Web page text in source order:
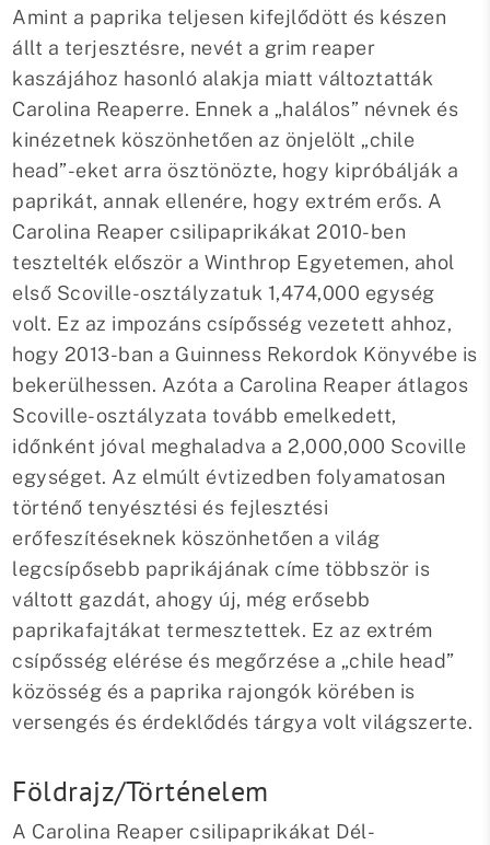
Amint a paprika teljesen kifejlődött és készen
állt a terjesztésre, nevét a grim reaper
kaszájához hasonló alakja miatt változtatták
Carolina Reaperre. Ennek a „halálos” névnek és
kinézetnek köszönhetően az önjelölt „chile
head”-eket arra ösztönözte, hogy kipróbálják a
paprikát, annak ellenére, hogy extrém erős. A
Carolina Reaper csilipaprikákat 2010-ben
tesztelték először a Winthrop Egyetemen, ahol
első Scoville-osztályzatuk 1,474,000 egység
volt. Ez az impozáns csípősség vezetett ahhoz,
hogy 2013-ban a Guinness Rekordok Könyvébe is
bekerülhessen. Azóta a Carolina Reaper átlagos
Scoville-osztályzata tovább emelkedett,
időnként jóval meghaladva a 2,000,000 Scoville
egységet. Az elmúlt évtizedben folyamatosan
történő tenyésztési és fejlesztési
erőfeszítéseknek köszönhetően a világ
legcsípősebb paprikájának címe többször is
váltott gazdát, ahogy új, még erősebb
paprikafajtákat termesztettek. Ez az extrém
csípősség elérése és megőrzése a „chile head”
közösség és a paprika rajongók körében is
versengés és érdeklődés tárgya volt világszerte.
Földrajz/Történelem
A Carolina Reaper csilipaprikákat Dél-